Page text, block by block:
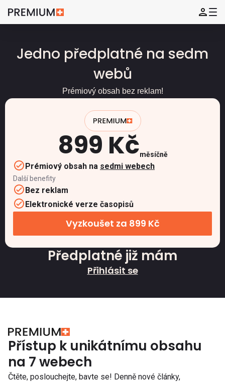
Jedno předplatné na sedm
webů
Prémiový obsah bez reklam!
899 Kčměsíčně
Prémiový obsah na sedmi webech
Další benefity
Bez reklam
Elektronické verze časopisů
Vyzkoušet za 899 Kč
Předplatné již mám
Přihlásit se
Přístup k unikátnímu obsahu
na 7 webech
Čtěte, poslouchejte, bavte se! Denně nové články,